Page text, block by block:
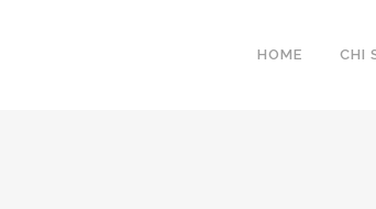
HOME CHI